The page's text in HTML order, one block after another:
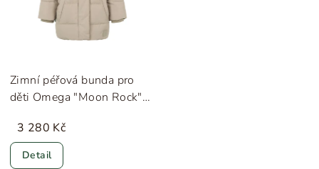
Zimní péřová bunda pro
děti Omega "Moon Rock"
3 280 Kč
Detail